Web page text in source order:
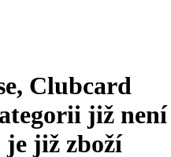
Clubcard
již není
je již zboží